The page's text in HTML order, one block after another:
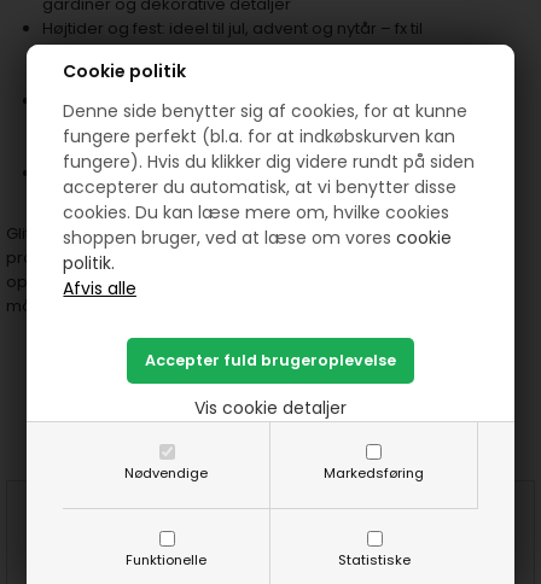
Cookie politik
Denne side benytter sig af cookies, for at kunne
fungere perfekt (bl.a. for at indkøbskurven kan
fungere). Hvis du klikker dig videre rundt på siden
accepterer du automatisk, at vi benytter disse
cookies. Du kan læse mere om, hvilke cookies
shoppen bruger, ved at læse om vorescookie
politik.
Nødvendige Markedsføring
Funktionelle Statistiske
Vis cookie detaljer
Højtider og fest: ideel til jul, advent og nytår – fx til
adventskalendere, gaveposer, bordpynt, guirlander og
stofgaver
Skolestart og børnefester: perfekt til personlige
skoletasker, penalhuse og kreative projekter – fx med
enhjørninge- eller fodboldtema
Kreativt DIY og patchwork: vimpler, bannere, stofophæng,
covers og meget mere
Glitter er et slidstærkt og alsidigt bomuldsstof, der tilfører dine
projekter et elegant, festligt og moderne udtryk – året rundt. Et
oplagt valg til patchwork og kreative syprojekter, hvor der gerne
må være lidt ekstra wow-effekt
Prøv lige at se her: